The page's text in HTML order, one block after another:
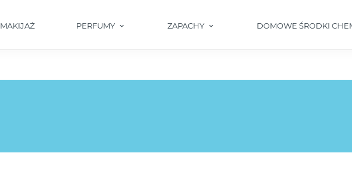
MAKIJAŻ PERFUMY ZAPACHY DOMOWE ŚRODKI